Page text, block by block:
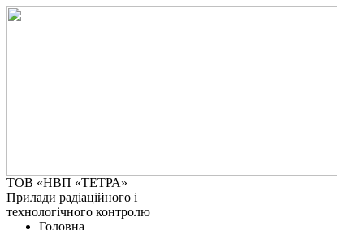
ТОВ «НВП «ТЕТРА»
Прилади радіаційного і
технологічного контролю
Головна